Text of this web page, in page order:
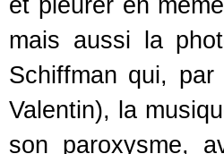
et pleurer en
mais aussi la
Schiffman qui,
Valentin), la
son paroxysme,